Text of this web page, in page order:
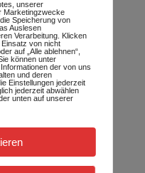
können nicht
unserer
Marketingzwecke
Speicherung von
Auslesen
Verarbeitung. Klicken
Einsatz von nicht
auf „Alle ablehnen“,
können unter
Informationen der von uns
und deren
Einstellungen jederzeit
jederzeit abwählen
unten auf unserer